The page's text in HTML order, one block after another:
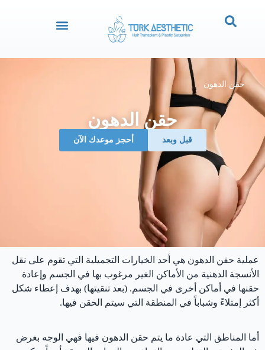
حقن الدهون
حقن الدهون
قبل وبعد ‏أحجز موعدك الآن
عملية حقن الدهون هي أحد الخيارات التجميلية التي تقوم على نقل
الأنسجة الدهنية من الأماكن الغير مرغوب بها في الجسم وإعادة
حقنها في أماكن أخرى في الجسم. (بعد تنقيتها) بهدف إعطاء شكل
أكثر إمتلاءً وشباباً في المنطقة التي سيتم الحقن فيها.
أما المناطق التي عادة ما يتم حقن الدهون فيها فهي الوجه بغرض